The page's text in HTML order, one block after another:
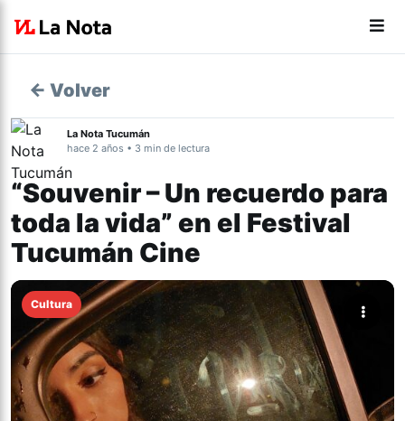
← Volver
La Nota Tucumán
hace 2 años • 3 min de lectura
“Souvenir – Un recuerdo para
toda la vida” en el Festival
Tucumán Cine
Cultura